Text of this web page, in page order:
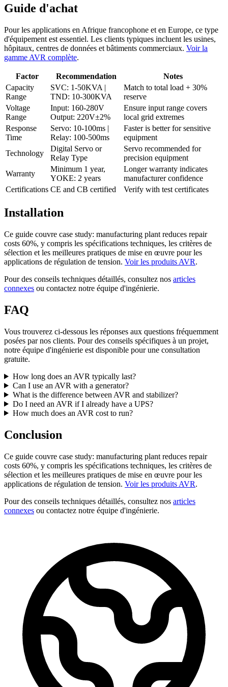
Guide d'achat
Pour les applications en Afrique francophone et en Europe, ce type
d'équipement est essentiel. Les clients typiques incluent les usines,
hôpitaux, centres de données et bâtiments commerciaux. Voir la
gamme AVR complète.
Factor Recommendation
Notes
Capacity
Range
SVC: 1-50KVA |
TND: 10-300KVA
Match to total load + 30%
reserve
Voltage
Range
Input: 160-280V
Output: 220V±2%
Ensure input range covers
local grid extremes
Response
Time
Servo: 10-100ms |
Relay: 100-500ms
Faster is better for sensitive
equipment
Technology
Digital Servo or
Relay Type
Servo recommended for
precision equipment
Warranty
Minimum 1 year,
YOKE: 2 years
Longer warranty indicates
manufacturer confidence
Certifications CE and CB certified Verify with test certificates
Installation
Ce guide couvre case study: manufacturing plant reduces repair
costs 60%, y compris les spécifications techniques, les critères de
sélection et les meilleures pratiques de mise en œuvre pour les
applications de régulation de tension. Voir les produits AVR.
Pour des conseils techniques détaillés, consultez nos articles
connexes ou contactez notre équipe d'ingénierie.
FAQ
Vous trouverez ci-dessous les réponses aux questions fréquemment
posées par nos clients. Pour des conseils spécifiques à un projet,
notre équipe d'ingénierie est disponible pour une consultation
gratuite.
How long does an AVR typically last?
Can I use an AVR with a generator?
What is the difference between AVR and stabilizer?
Do I need an AVR if I already have a UPS?
How much does an AVR cost to run?
Conclusion
Ce guide couvre case study: manufacturing plant reduces repair
costs 60%, y compris les spécifications techniques, les critères de
sélection et les meilleures pratiques de mise en œuvre pour les
applications de régulation de tension. Voir les produits AVR.
Pour des conseils techniques détaillés, consultez nos articles
connexes ou contactez notre équipe d'ingénierie.